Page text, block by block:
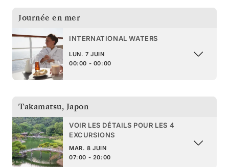
Journée en mer
INTERNATIONAL WATERS
LUN. 7 JUIN
00:00 - 00:00
Takamatsu, Japon
VOIR LES DÉTAILS POUR LES 4
EXCURSIONS
MAR. 8 JUIN
07:00 - 20:00